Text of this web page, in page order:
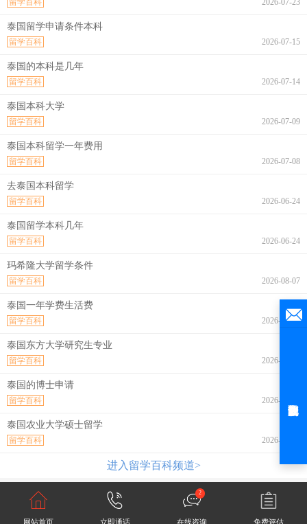
2026-07-23
留学百科
泰国留学申请条件本科
2026-07-15
留学百科
泰国的本科是几年
2026-07-14
留学百科
泰国本科大学
2026-07-09
留学百科
泰国本科留学一年费用
2026-07-08
留学百科
去泰国本科留学
2026-06-24
留学百科
泰国留学本科几年
2026-06-24
留学百科
玛希隆大学留学条件
2026-08-07
留学百科
泰国一年学费生活费
2026-08-07
留学百科
泰国东方大学研究生专业
2026-08-07
留学百科
泰国的博士申请
2026-08-07
留学百科
泰国农业大学硕士留学
2026-08-07
留学百科
进入留学百科频道>
网站首页 立即通话
2
在线咨询 免费评估